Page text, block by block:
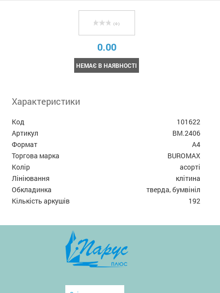
( 0 )
0.00
НЕМАЄ В НАЯВНОСТІ
Характеристики
Код
101622
Артикул
BM.2406
Формат
А4
Торгова марка
BUROMAX
Колір
асорті
Лініювання
клітина
Обкладинка
тверда, бумвініл
Кількість аркушів
192